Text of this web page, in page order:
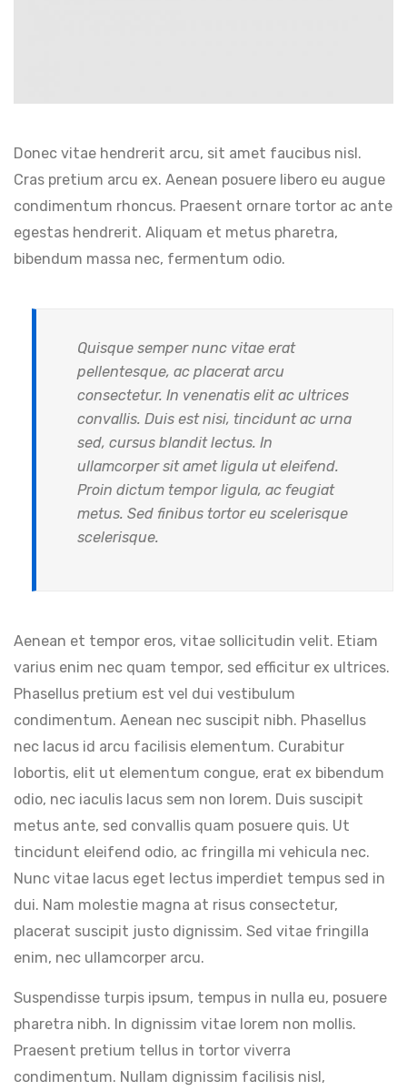
Donec vitae hendrerit arcu, sit amet faucibus nisl.
Cras pretium arcu ex. Aenean posuere libero eu augue
condimentum rhoncus. Praesent ornare tortor ac ante
egestas hendrerit. Aliquam et metus pharetra,
bibendum massa nec, fermentum odio.
Quisque semper nunc vitae erat
pellentesque, ac placerat arcu
consectetur. In venenatis elit ac ultrices
convallis. Duis est nisi, tincidunt ac urna
sed, cursus blandit lectus. In
ullamcorper sit amet ligula ut eleifend.
Proin dictum tempor ligula, ac feugiat
metus. Sed finibus tortor eu scelerisque
scelerisque.
Aenean et tempor eros, vitae sollicitudin velit. Etiam
varius enim nec quam tempor, sed efficitur ex ultrices.
Phasellus pretium est vel dui vestibulum
condimentum. Aenean nec suscipit nibh. Phasellus
nec lacus id arcu facilisis elementum. Curabitur
lobortis, elit ut elementum congue, erat ex bibendum
odio, nec iaculis lacus sem non lorem. Duis suscipit
metus ante, sed convallis quam posuere quis. Ut
tincidunt eleifend odio, ac fringilla mi vehicula nec.
Nunc vitae lacus eget lectus imperdiet tempus sed in
dui. Nam molestie magna at risus consectetur,
placerat suscipit justo dignissim. Sed vitae fringilla
enim, nec ullamcorper arcu.
Suspendisse turpis ipsum, tempus in nulla eu, posuere
pharetra nibh. In dignissim vitae lorem non mollis.
Praesent pretium tellus in tortor viverra
condimentum. Nullam dignissim facilisis nisl,